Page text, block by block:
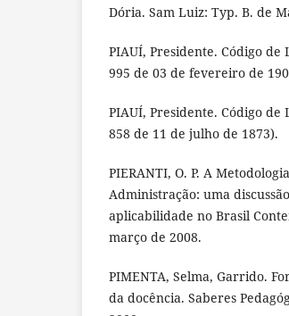
Dória. Sam Luiz: Typ. B. de
PIAUÍ, Presidente. Código de
995 de 03 de fevereiro de
PIAUÍ, Presidente. Código de
858 de 11 de julho de 1873).
PIERANTI, O. P. A
Administração: uma
aplicabilidade no Brasil
março de 2008.
PIMENTA, Selma, Garrido.
da docência. Saberes